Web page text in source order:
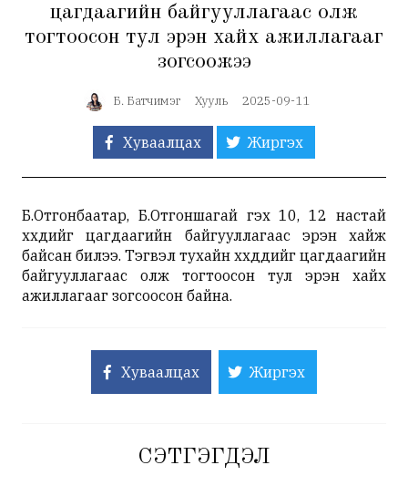
цагдаагийн байгууллагаас олж
тогтоосон тул эрэн хайх ажиллагааг
зогсоожээ
Б. Батчимэг Хууль 2025-09-11
Хуваалцах Жиргэх
Б.Отгонбаатар, Б.Отгоншагай гэх 10, 12 настай
хүүхдийг цагдаагийн байгууллагаас эрэн хайж
байсан билээ. Тэгвэл тухайн хүүхдүүдийг цагдаагийн
байгууллагаас олж тогтоосон тул эрэн хайх
ажиллагааг зогсоосон байна.
Хуваалцах Жиргэх
СЭТГЭГДЭЛ